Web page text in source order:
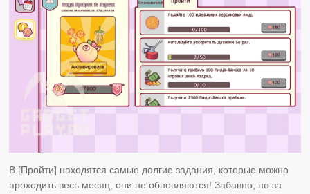
В [Пройти] находятся самые долгие задания, которые можно
проходить весь месяц, они не обновляются! Забавно, но за